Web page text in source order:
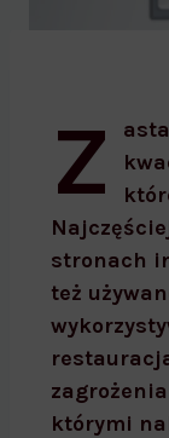
Z
stronach
też
którymi